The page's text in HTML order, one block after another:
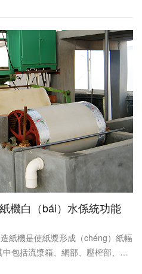
機白（bái）水係統功能
機是使紙漿形成（chéng）紙幅
包括流漿箱、網部、壓榨部、烘
動部等主機和汽、水、真空